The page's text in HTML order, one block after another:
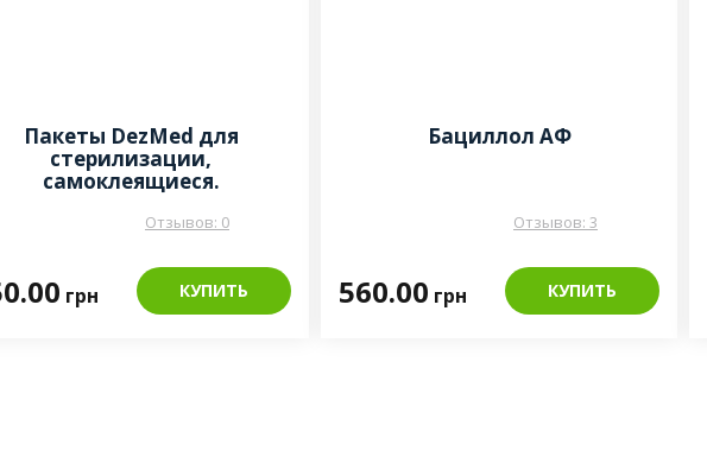
Пакеты DezMed для
стерилизации,
самоклеящиеся.
Отзывов: 0
грн КУПИТЬ
Бациллол АФ
Отзывов: 3
560.00 грн КУПИТЬ